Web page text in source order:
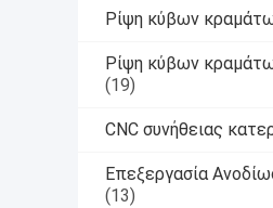
Ρίψη κύβων
Ρίψη κύβων
(19)
CNC συνήθειας
Επεξεργασία
(13)